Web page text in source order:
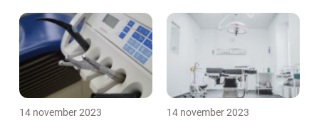
14 november 2023 14 november 2023